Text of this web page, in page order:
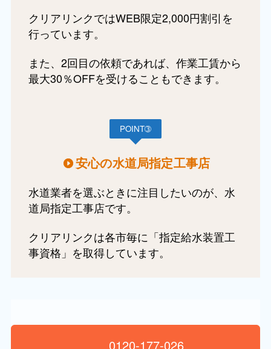
クリアリンクではWEB限定2,000円割引を
行っています。
また、2回目の依頼であれば、作業工賃から
最大30％OFFを受けることもできます。
POINT➂
安心の水道局指定工事店
水道業者を選ぶときに注目したいのが、水
道局指定工事店です。
クリアリンクは各市毎に「指定給水装置工
事資格」を取得しています。
0120-177-026